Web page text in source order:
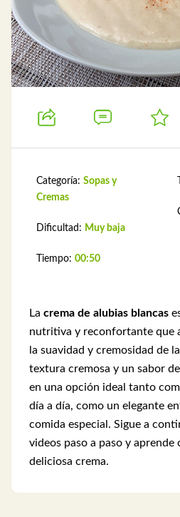
Categoría: Sopas y
Cremas
Dificultad: Muy baja
Tiempo: 00:50
La crema de alubias blancas
nutritiva y reconfortante que
la suavidad y cremosidad de
textura cremosa y un sabor
en una opción ideal tanto
día a día, como un elegante
comida especial. Sigue a
videos paso a paso y aprende
deliciosa crema.